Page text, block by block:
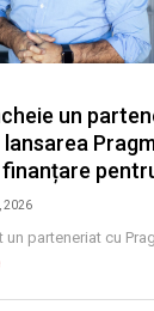
un
2026
un parteneriat cu